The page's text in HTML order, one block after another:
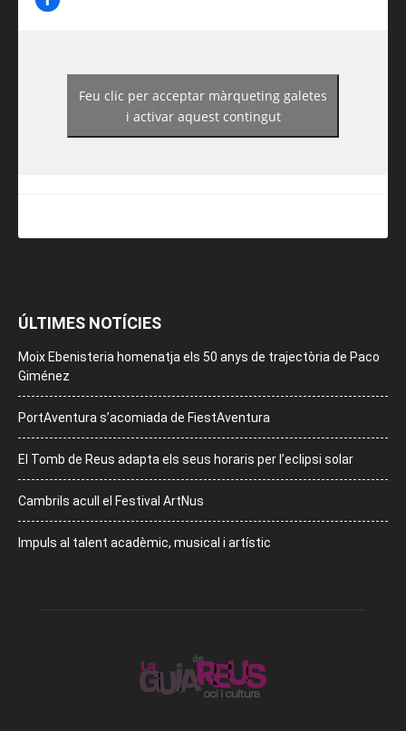
https://www.facebook.com/guiadereus/
Feu clic per acceptar màrqueting galetes
i activar aquest contingut
ÚLTIMES NOTÍCIES
Moix Ebenisteria homenatja els 50 anys de trajectòria de Paco
Giménez
PortAventura s’acomiada de FiestAventura
El Tomb de Reus adapta els seus horaris per l’eclipsi solar
Cambrils acull el Festival ArtNus
Impuls al talent acadèmic, musical i artístic